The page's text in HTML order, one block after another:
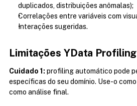
duplicados, distribuições anômalas);
Correlações entre variáveis com
Interações sugeridas.
Limitações YData Profiling
Cuidado 1: profiling automático pode
específicas do seu domínio. Use-o
como análise final.